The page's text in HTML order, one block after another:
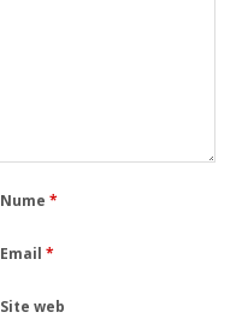
Nume*
Email*
Site web